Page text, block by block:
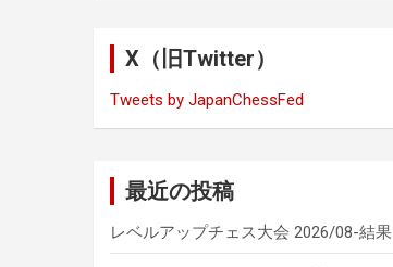
X（旧Twitter）
Tweets by JapanChessFed
最近の投稿
レベルアップチェス大会 2026/08-結果